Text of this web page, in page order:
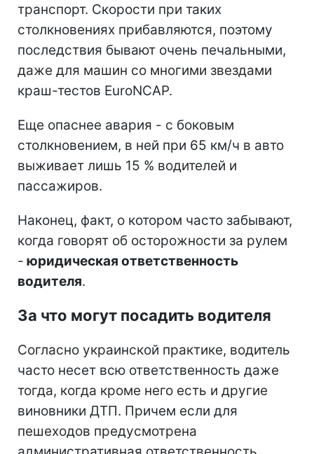
транспорт. Скорости при таких
столкновениях прибавляются, поэтому
последствия бывают очень печальными,
даже для машин со многими звездами
краш-тестов EuroNCAP.
Еще опаснее авария - с боковым
столкновением, в ней при 65 км/ч в авто
выживает лишь 15 % водителей и
пассажиров.
Наконец, факт, о котором часто забывают,
когда говорят об осторожности за рулем
- юридическая ответственность
водителя.
За что могут посадить водителя
Согласно украинской практике, водитель
часто несет всю ответственность даже
тогда, когда кроме него есть и другие
виновники ДТП. Причем если для
пешеходов предусмотрена